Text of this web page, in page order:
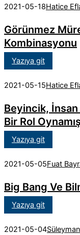
2021-05-18Hatice
Görünmez
Kombinasyonu
Yazıya git
2021-05-15Hatice
Beyincik,
Bir Rol
Yazıya git
2021-05-05Fuat
Big Bang Ve
Yazıya git
2021-05-04